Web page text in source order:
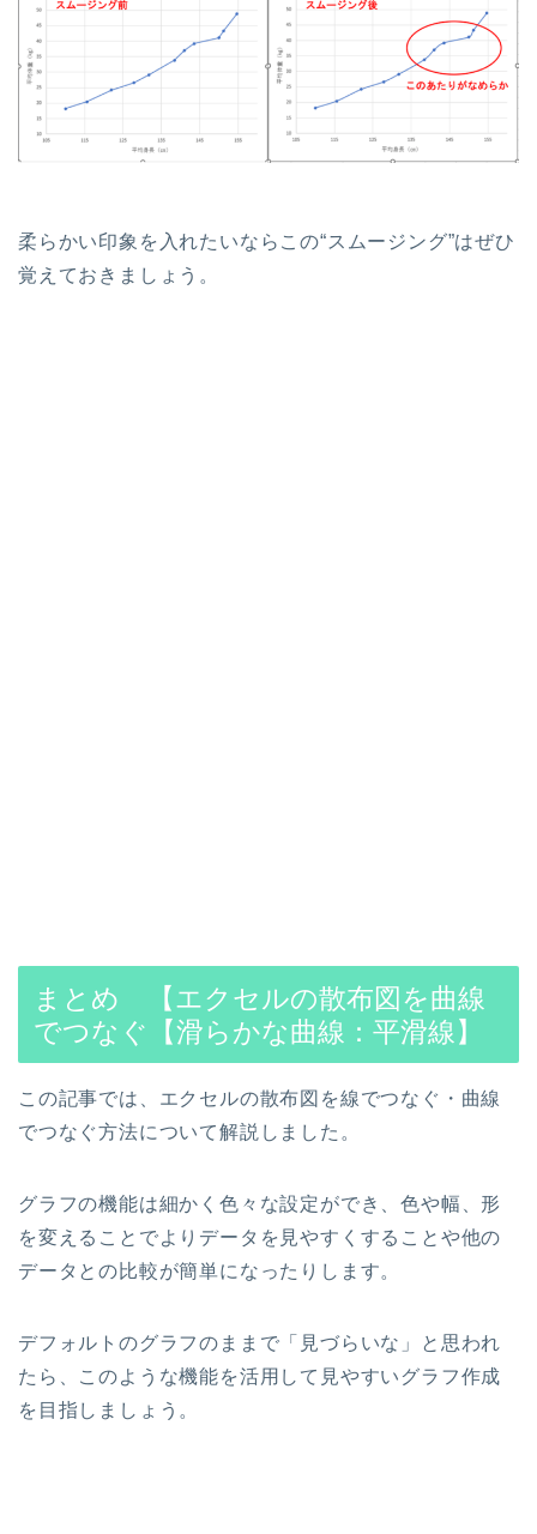
柔らかい印象を入れたいならこの“スムージング”はぜひ
覚えておきましょう。
まとめ 【エクセルの散布図を曲線
でつなぐ【滑らかな曲線：平滑線】
この記事では、エクセルの散布図を線でつなぐ・曲線
でつなぐ方法について解説しました。
グラフの機能は細かく色々な設定ができ、色や幅、形
を変えることでよりデータを見やすくすることや他の
データとの比較が簡単になったりします。
デフォルトのグラフのままで「見づらいな」と思われ
たら、このような機能を活用して見やすいグラフ作成
を目指しましょう。